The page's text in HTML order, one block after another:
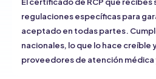
regulaciones específicas para
aceptado en todas partes.
nacionales, lo que lo hace creíble
proveedores de atención